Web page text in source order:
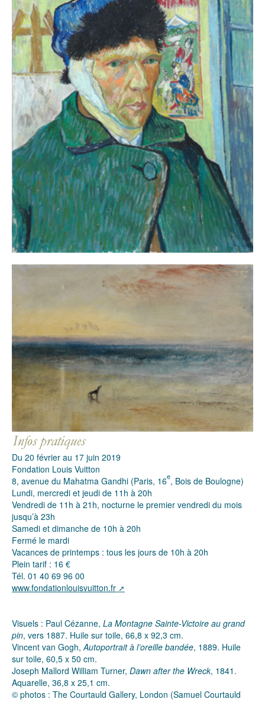
Du 20 février au 17 juin 2019
Fondation Louis Vuitton
8, avenue du Mahatma Gandhi (Paris, 16e, Bois de Boulogne)
Lundi, mercredi et jeudi de 11h à 20h
Vendredi de 11h à 21h, nocturne le premier vendredi du mois
jusqu’à 23h
Samedi et dimanche de 10h à 20h
Fermé le mardi
Vacances de printemps : tous les jours de 10h à 20h
Plein tarif : 16 €
Tél. 01 40 69 96 00
www.fondationlouisvuitton.fr
Visuels : Paul Cézanne, La Montagne Sainte-Victoire au grand
pin, vers 1887. Huile sur toile, 66,8 x 92,3 cm.
Vincent van Gogh, Autoportrait à l’oreille bandée, 1889. Huile
sur toile, 60,5 x 50 cm.
Joseph Mallord William Turner, Dawn after the Wreck, 1841.
Aquarelle, 36,8 x 25,1 cm.
© photos : The Courtauld Gallery, London (Samuel Courtauld